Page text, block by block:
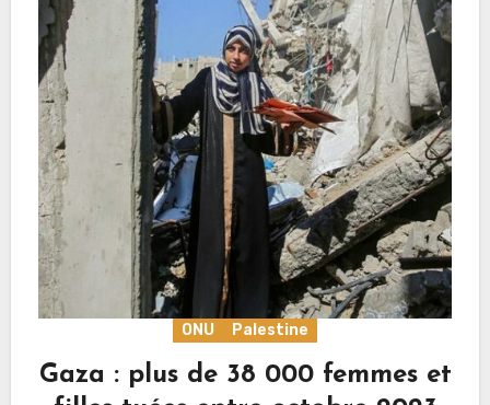
ONU Palestine
Gaza : plus de 38 000 femmes et